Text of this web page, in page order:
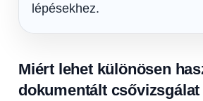
lépésekhez.
Miért lehet különösen
dokumentált csővizsgálat